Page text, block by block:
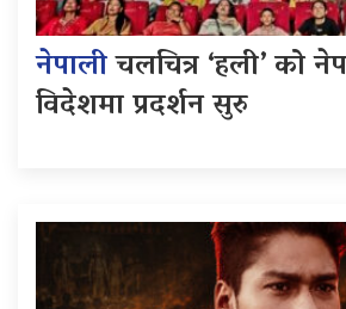
नेपालीचलचित्र ‘हली’ को
विदेशमा प्रदर्शन सुरु